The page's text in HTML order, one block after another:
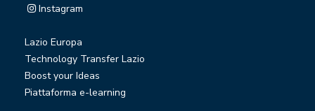
Instagram
Lazio Europa
Technology Transfer Lazio
Boost your Ideas
Piattaforma e-learning